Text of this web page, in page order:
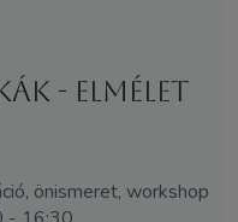
- elmélet
önismeret, workshop